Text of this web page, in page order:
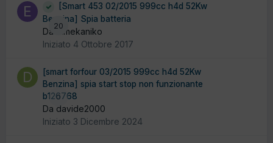
20
[Smart 453 02/2015 999cc h4d 52Kw
Benzina] Spia batteria
Da elmekaniko
Iniziato 4 Ottobre 2017
0
[smart forfour 03/2015 999cc h4d 52Kw
Benzina] spia start stop non funzionante
b126768
Da davide2000
Iniziato 3 Dicembre 2024